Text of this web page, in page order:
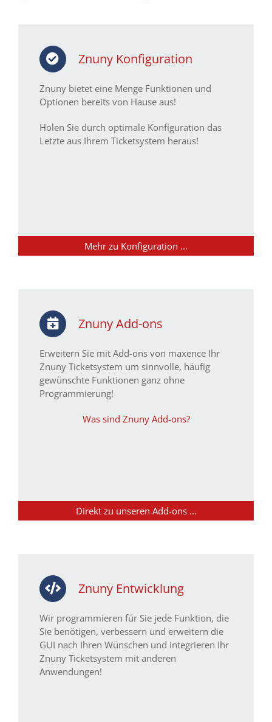
Znuny Konfiguration
Znuny bietet eine Menge Funktionen und
Optionen bereits von Hause aus!
Holen Sie durch optimale Konfiguration das
Letzte aus Ihrem Ticketsystem heraus!
Mehr zu Konfiguration ...
Znuny Add-ons
Erweitern Sie mit Add-ons von maxence Ihr
Znuny Ticketsystem um sinnvolle, häufig
gewünschte Funktionen ganz ohne
Programmierung!
Was sind Znuny Add-ons?
Direkt zu unseren Add-ons ...
Znuny Entwicklung
Wir programmieren für Sie jede Funktion, die
Sie benötigen, verbessern und erweitern die
GUI nach Ihren Wünschen und integrieren Ihr
Znuny Ticketsystem mit anderen
Anwendungen!